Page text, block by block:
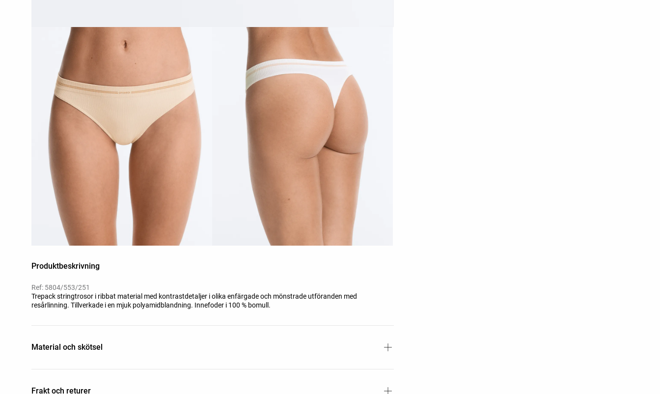
Produktbeskrivning
Ref: 5804/553/251
Trepack stringtrosor i ribbat material med kontrastdetaljer i olika enfärgade och mönstrade utföranden med
resårlinning. Tillverkade i en mjuk polyamidblandning. Innefoder i 100 % bomull.
Material och skötsel
Frakt och returer